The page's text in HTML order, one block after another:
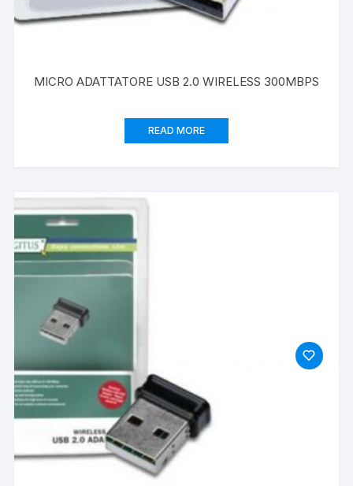
MICRO ADATTATORE USB 2.0 WIRELESS 300MBPS
READ MORE